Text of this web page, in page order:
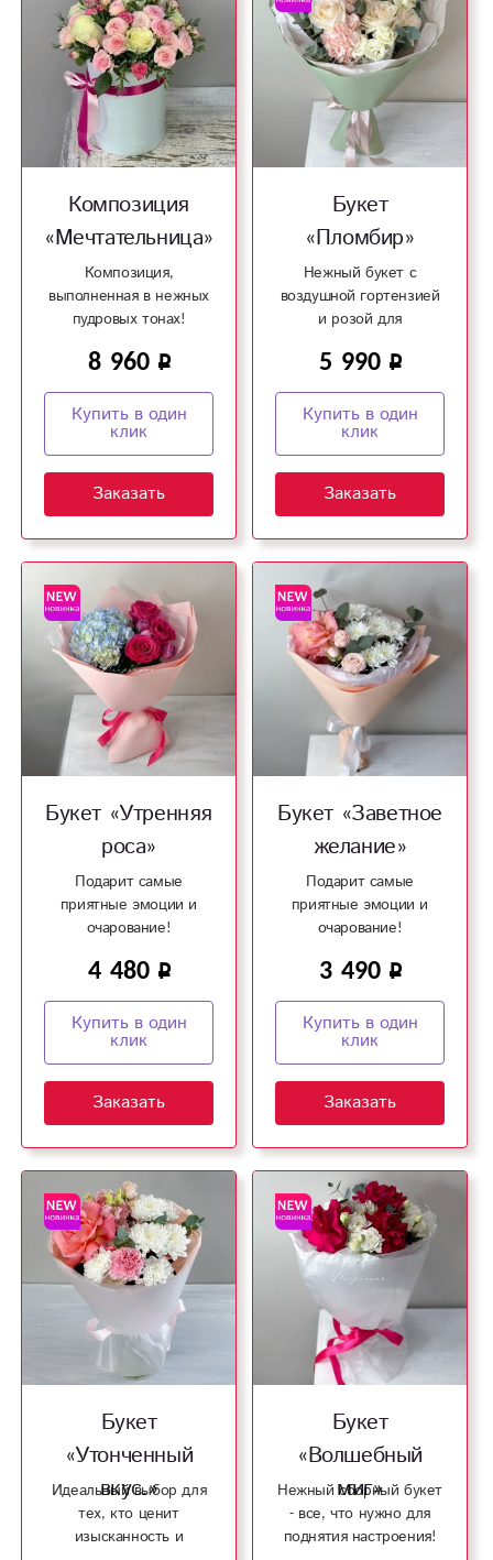
Композиция
«Мечтательница»
Композиция,
выполненная в нежных
пудровых тонах!
8 960
Купить в один
клик
Заказать
Букет
«Пломбир»
Нежный букет с
воздушной гортензией
и розой для
романтичных натур!
5 990
Купить в один
клик
Заказать
Букет «Утренняя
роса»
Подарит самые
приятные эмоции и
очарование!
4 480
Купить в один
клик
Заказать
Букет «Заветное
желание»
Подарит самые
приятные эмоции и
очарование!
3 490
Купить в один
клик
Заказать
Букет
«Утонченный
вкус.»
Идеальный выбор для
тех, кто ценит
изысканность и
Букет
«Волшебный
миг»
Нежный сборный букет
- все, что нужно для
поднятия настроения!